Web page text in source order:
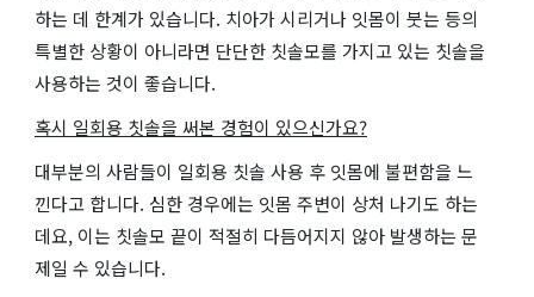
하는 데 한계가 있습니다. 치아가 시리거나 잇몸이 붓는 등의
특별한 상황이 아니라면 단단한 칫솔모를 가지고 있는 칫솔을
사용하는 것이 좋습니다.
혹시 일회용 칫솔을 써본 경험이 있으신가요?
대부분의 사람들이 일회용 칫솔 사용 후 잇몸에 불편함을 느
낀다고 합니다. 심한 경우에는 잇몸 주변이 상처 나기도 하는
데요, 이는 칫솔모 끝이 적절히 다듬어지지 않아 발생하는 문
제일 수 있습니다.